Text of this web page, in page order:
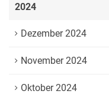
2024
Dezember 2024
November 2024
Oktober 2024